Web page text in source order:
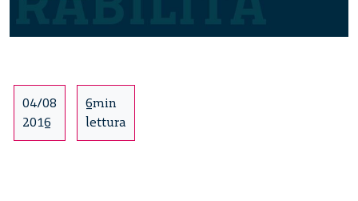
04/08
2016
6min
lettura